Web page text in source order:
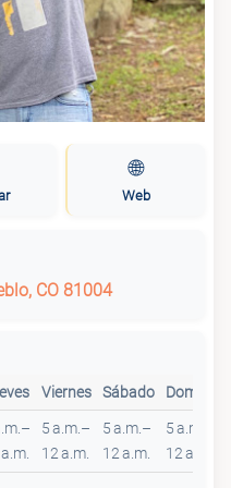
🌐
Web
CO 81004
Viernes Sábado Domingo
5 a.m.–
12 a.m.
5 a.m.–
12 a.m.
5 a.m.–
12 a.m.